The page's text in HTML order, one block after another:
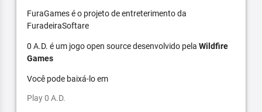
FuraGames é o projeto de entreterimento da
FuradeiraSoftare
0 A.D. é um jogo open source desenvolvido pela Wildfire
Games
Você pode baixá-lo em
Play 0 A.D.